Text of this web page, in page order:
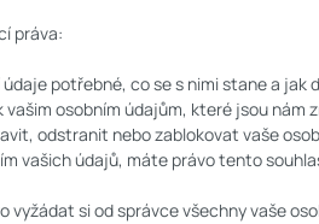
práva:
potřebné, co se s nimi stane a jak
osobním údajům, které jsou nám
odstranit nebo zablokovat vaše
vašich údajů, máte právo tento
vyžádat si od správce všechny vaše